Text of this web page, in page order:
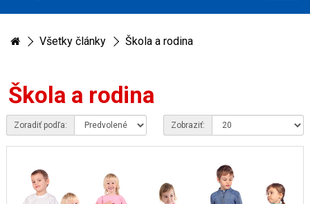
Všetky články Škola a rodina
Škola a rodina
Zoradiť podľa: Zobraziť: